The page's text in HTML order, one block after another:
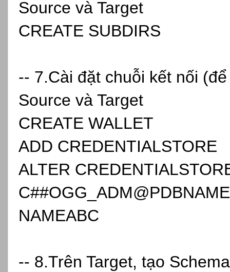
Source và Target
CREATE SUBDIRS
-- 7.Cài đặt chuỗi kết nối
Source và Target
CREATE WALLET
ADD CREDENTIALSTORE
ALTER
NAMEABC
-- 8.Trên Target, tạo